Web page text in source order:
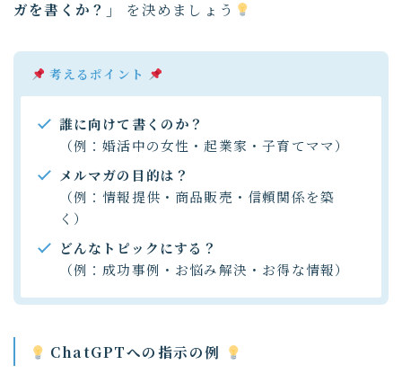
ガを書くか？」 を決めましょう
考えるポイント
誰に向けて書くのか？
（例：婚活中の女性・起業家・子育てママ）
メルマガの目的は？
（例：情報提供・商品販売・信頼関係を築
く）
どんなトピックにする？
（例：成功事例・お悩み解決・お得な情報）
ChatGPTへの指示の例